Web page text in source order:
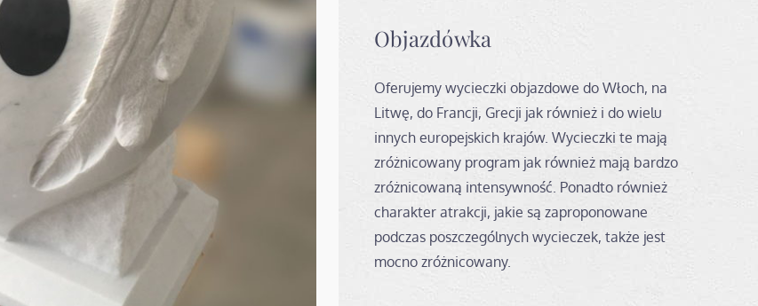
Objazdówka
Oferujemy wycieczki objazdowe do Włoch, na
Litwę, do Francji, Grecji jak również i do wielu
innych europejskich krajów. Wycieczki te mają
zróżnicowany program jak również mają bardzo
zróżnicowaną intensywność. Ponadto również
charakter atrakcji, jakie są zaproponowane
podczas poszczególnych wycieczek, także jest
mocno zróżnicowany.